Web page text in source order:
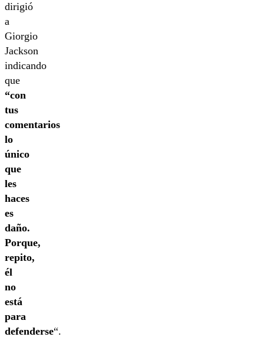
dirigió
a
Giorgio
Jackson
indicando
que
“con
tus
comentarios
lo
único
que
les
haces
es
daño.
Porque,
repito,
él
no
está
para
defenderse“.